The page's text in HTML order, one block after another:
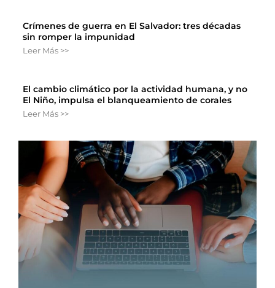
Crímenes de guerra en El Salvador: tres décadas
sin romper la impunidad
Leer Más >>
El cambio climático por la actividad humana, y no
El Niño, impulsa el blanqueamiento de corales
Leer Más >>